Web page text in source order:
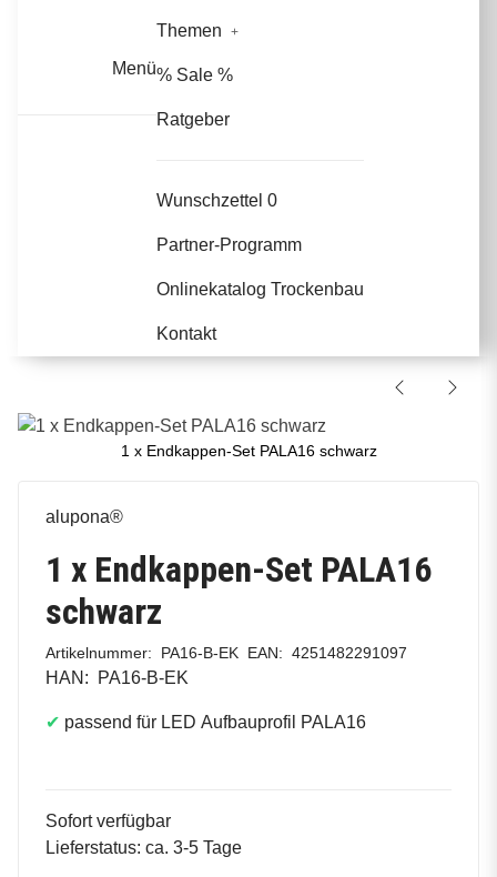
Menü
Themen
% Sale %
Ratgeber
Wunschzettel 0
Partner-Programm
Onlinekatalog Trockenbau
Kontakt
alupona®
1 x Endkappen-Set PALA16
schwarz
Artikelnummer: PA16-B-EK EAN: 4251482291097
HAN: PA16-B-EK
✔ passend für LED Aufbauprofil PALA16
Sofort verfügbar
Lieferstatus: ca. 3-5 Tage
1 x Endkappen-Set PALA16 schwarz